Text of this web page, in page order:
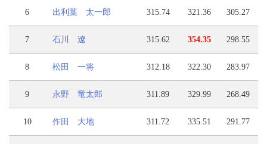
6 出利葉 太一郎 315.74 321.36 305.27
7 石川 遼 315.62 354.35 298.55
8 松田 一将 312.18 322.30 283.97
9 永野 竜太郎 311.89 329.99 268.49
10 作田 大地 311.72 335.51 291.77